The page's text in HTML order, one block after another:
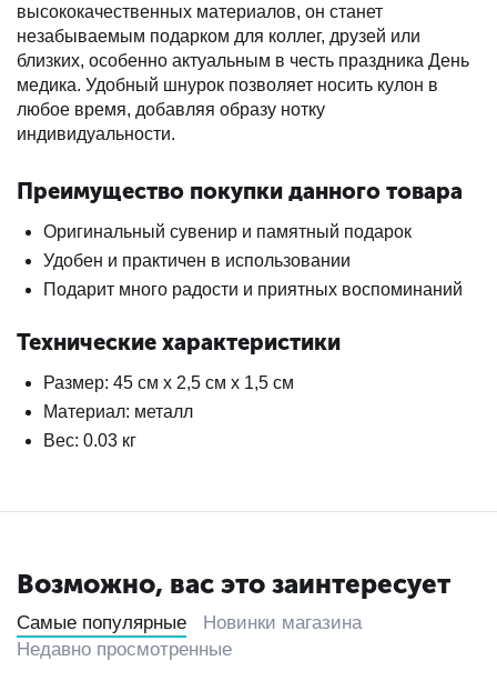
высококачественных материалов, он станет
незабываемым подарком для коллег, друзей или
близких, особенно актуальным в честь праздника День
медика. Удобный шнурок позволяет носить кулон в
любое время, добавляя образу нотку
индивидуальности.
Преимущество покупки данного товара
Оригинальный сувенир и памятный подарок
Удобен и практичен в использовании
Подарит много радости и приятных воспоминаний
Технические характеристики
Размер: 45 см х 2,5 см х 1,5 см
Материал: металл
Вес: 0.03 кг
Возможно, вас это заинтересует
Самые популярные
Новинки магазина
Недавно просмотренные